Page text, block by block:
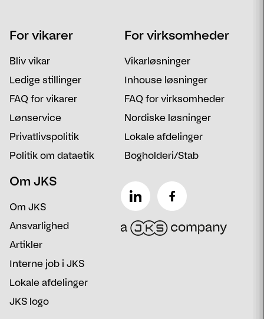
Email Postnummer
Besked
For vikarer
Bliv vikar
Ledige stillinger
FAQ for vikarer
Lønservice
Privatlivspolitik
Politik om dataetik
For virksomheder
Vikarløsninger
Inhouse løsninger
FAQ for virksomheder
Nordiske løsninger
Lokale afdelinger
Bogholderi/Stab
Om JKS
Om JKS
Ansvarlighed
Artikler
Interne job i JKS
Lokale afdelinger
JKS logo